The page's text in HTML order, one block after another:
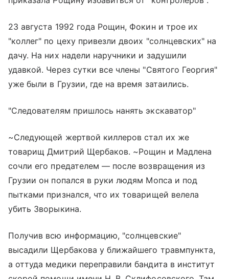
23 августа 1992 года Рощин, Фокин и трое их
"коллег" по цеху привезли двоих "солнцевских" на
дачу. На них надели наручники и задушили
удавкой. Через сутки все члены "Святого Георгия"
уже были в Грузии, где на время затаились.
"Следователям пришлось нанять экскаватор"
~Следующей жертвой киллеров стал их же
товарищ Дмитрий Щербаков. ~Рощин и Мадлена
сочли его предателем — после возвращения из
Грузии он попался в руки людям Мопса и под
пытками признался, что их товарищей велела
убить Зворыкина.
Получив всю информацию, "солнцевские"
высадили Щербакова у ближайшего травмпункта,
а оттуда медики переправили бандита в институт